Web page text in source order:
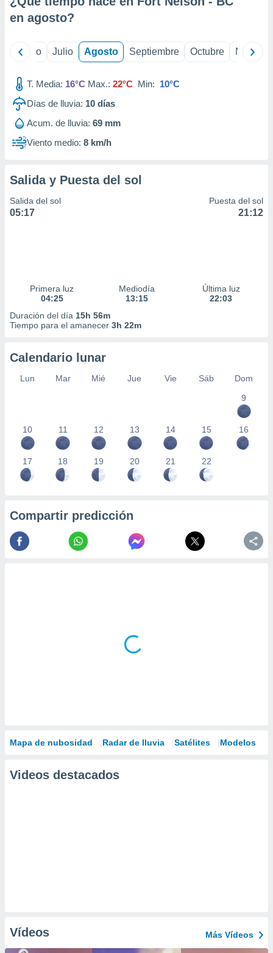
e
publicidad
publicidad
de
en agosto?
Junio Julio Agosto Septiembre Octubre
T. Media: 16°C Max.: 22°C Min: 10°C
Días de lluvia: 10 días
Acum. de lluvia: 69 mm
Viento medio: 8 km/h
Salida y Puesta del sol
Salida del sol
05:17
Puesta del sol
21:12
Primera luz
04:25
Mediodía
13:15
Última luz
22:03
Duración del día 15h 56m
Tiempo para el amanecer 3h 22m
Calendario lunar
Lun Mar Mié Jue Vie Sáb
Dom
9
10 11 12 13 14 15 16
17 18 19 20 21 22
Compartir predicción
Mapa de nubosidad Radar de lluvia Satélites Modelos
Videos destacados
Vídeos Más Vídeos